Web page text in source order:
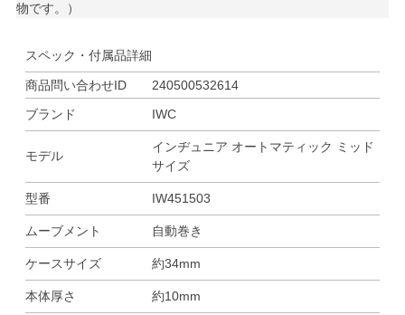
物です。）
スペック・付属品詳細
商品問い合わせID
240500532614
ブランド
IWC
モデル
インヂュニア オートマティック ミッド
サイズ
型番 IW451503
ムーブメント 自動巻き
ケースサイズ 約34mm
本体厚さ 約10mm